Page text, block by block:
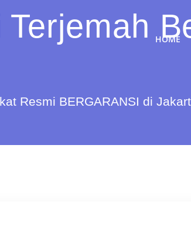
HOME
Resmi BERGARANSI di